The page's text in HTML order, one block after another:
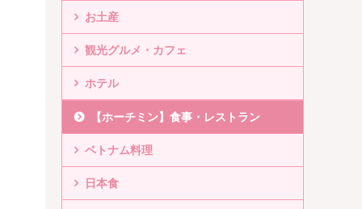
お土産
観光グルメ・カフェ
ホテル
【ホーチミン】食事・レストラン
ベトナム料理
日本食